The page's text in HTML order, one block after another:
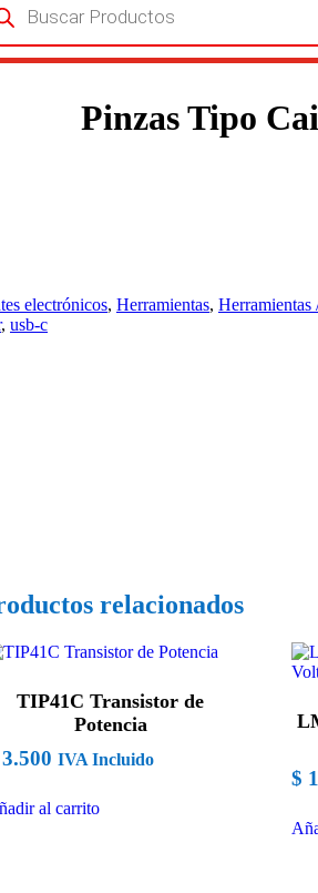
Pinzas Tipo
electrónicos, Herramientas, Herramientas
, usb-c
relacionados
TIP41C Transistor de
Potencia
3.500 IVA Incluido
al carrito
$